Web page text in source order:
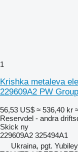
1
Krishka metaleva
229609A2 PW
56,53 US$ ≈ 536,40 kr
Reservdel - andra
Skick ny
229609A2 325494A1
Ukraina, pgt.